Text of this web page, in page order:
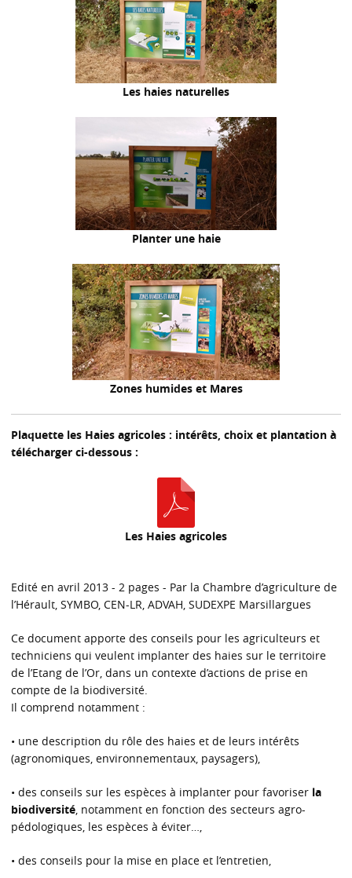
Les haies naturelles
Planter une haie
Zones humides et Mares
Plaquette les Haies agricoles : intérêts, choix et plantation à
télécharger ci-dessous :
Les Haies agricoles
Edité en avril 2013 - 2 pages - Par la Chambre d’agriculture de
l’Hérault, SYMBO, CEN-LR, ADVAH, SUDEXPE Marsillargues
Ce document apporte des conseils pour les agriculteurs et
techniciens qui veulent implanter des haies sur le territoire
de l’Etang de l’Or, dans un contexte d’actions de prise en
compte de la biodiversité.
Il comprend notamment :
• une description du rôle des haies et de leurs intérêts
(agronomiques, environnementaux, paysagers),
• des conseils sur les espèces à implanter pour favoriser la
biodiversité , notamment en fonction des secteurs agro-
pédologiques, les espèces à éviter…,
• des conseils pour la mise en place et l’entretien,